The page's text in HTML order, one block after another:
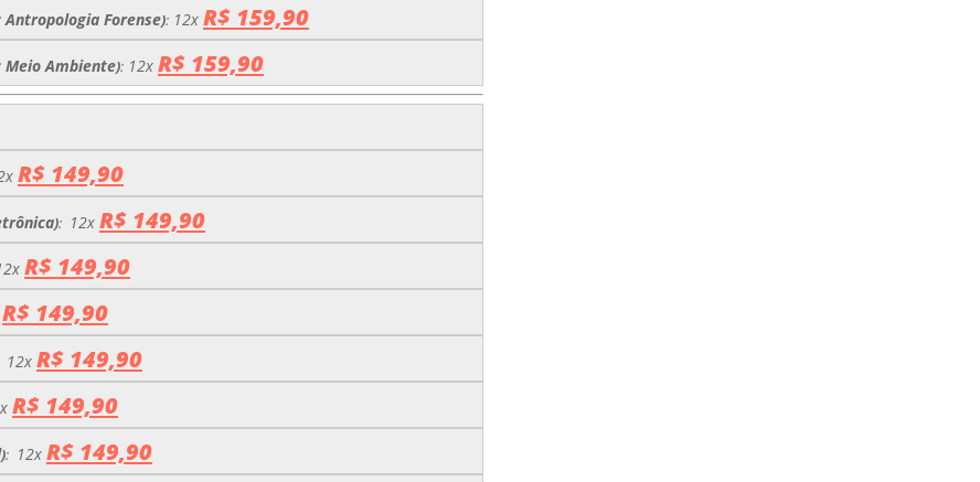
Forense): 12x R$ 159,90
Ambiente): 12x R$ 159,90
R$ 149,90
): 12x R$ 149,90
R$ 149,90
R$ 149,90
12x R$ 149,90
R$ 149,90
): 12x R$ 149,90